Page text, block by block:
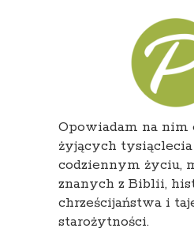
Opowiadam na nim
żyjących
codziennym życiu,
znanych z Biblii,
chrześcijaństwa i
starożytności.